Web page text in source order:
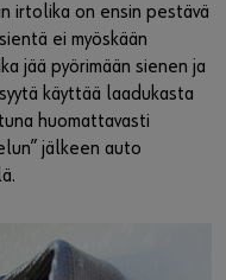
irtolika on ensin pestävä
ei myöskään
jää pyörimään sienen ja
käyttää laadukasta
huomattavasti
jälkeen auto